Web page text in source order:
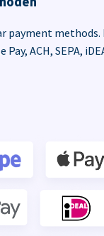
payment methods.
Pay, ACH, SEPA,